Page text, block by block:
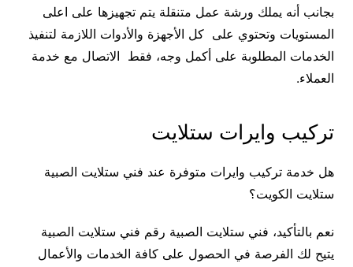
بجانب أنه يملك ورشة عمل متنقلة يتم تجهيزها على اعلى
المستويات وتحتوي على كل الأجهزة والأدوات اللازمة لتنفيذ
الخدمات المطلوبة على أكمل وجه، فقط الاتصال مع خدمة
العملاء.
تركيب وايرات ستلايت
هل خدمة تركيب وايرات متوفرة عند فني ستلايت الصبية
ستلايت الكويت؟
نعم بالتأكيد، فني ستلايت الصبية رقم فني ستلايت الصبية
يتيح لك الفرصة في الحصول على كافة الخدمات والأعمال